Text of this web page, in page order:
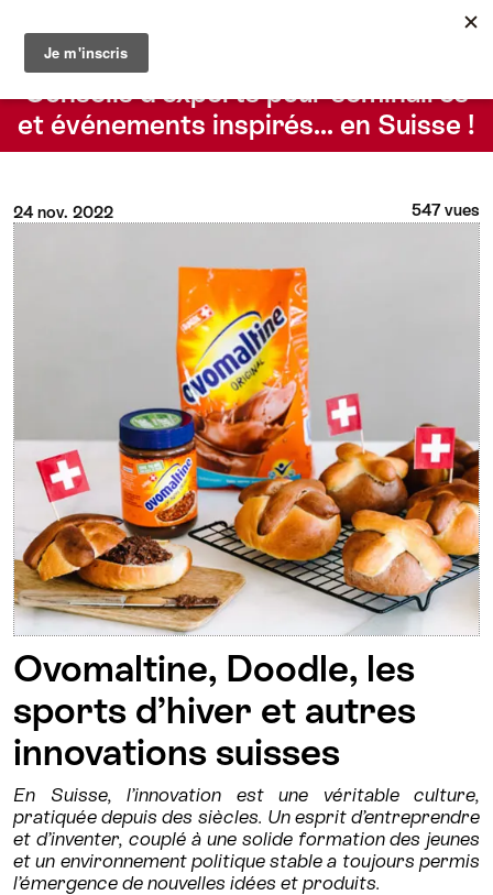
Le blog du Suisse Convention Bureau
Conseils d’experts pour séminaires
et événements inspirés… en Suisse !
24 nov. 2022 547 vues
Ovomaltine, Doodle, les
sports d’hiver et autres
innovations suisses
En Suisse, l’innovation est une véritable culture,
pratiquée depuis des siècles. Un esprit d’entreprendre
et d’inventer, couplé à une solide formation des jeunes
et un environnement politique stable a toujours permis
l’émergence de nouvelles idées et produits.